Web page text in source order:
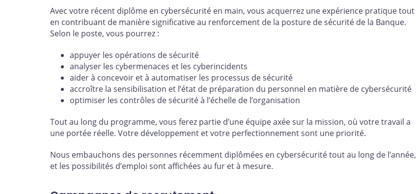
Avec votre récent diplôme en cybersécurité en main, vous acquerrez une expérience pratique tout
en contribuant de manière significative au renforcement de la posture de sécurité de la Banque.
Selon le poste, vous pourrez :
appuyer les opérations de sécurité
analyser les cybermenaces et les cyberincidents
aider à concevoir et à automatiser les processus de sécurité
accroître la sensibilisation et l’état de préparation du personnel en matière de cybersécurité
optimiser les contrôles de sécurité à l’échelle de l’organisation
Tout au long du programme, vous ferez partie d’une équipe axée sur la mission, où votre travail a
une portée réelle. Votre développement et votre perfectionnement sont une priorité.
Nous embauchons des personnes récemment diplômées en cybersécurité tout au long de l’année,
et les possibilités d’emploi sont affichées au fur et à mesure.